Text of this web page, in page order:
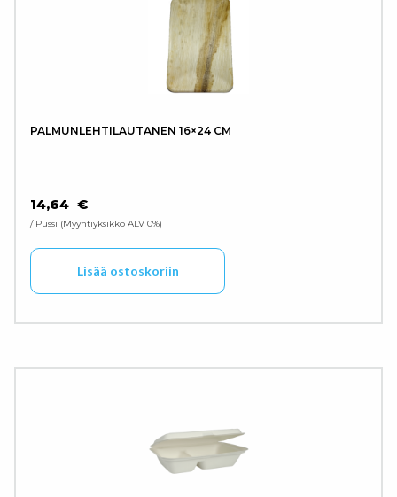
PALMUNLEHTILAUTANEN 16×24 CM
14,64 €
/ Pussi Myyntiyksikkö ALV 0%
Lisää ostoskoriin